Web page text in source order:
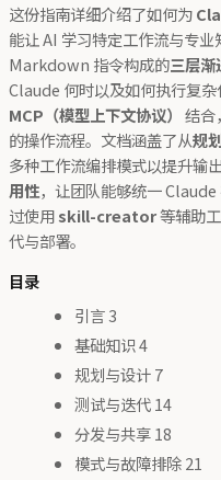
这份指南详细介绍了如何为
能让 AI 学习特定工作流与专
Markdown 指令构成的三层渐
Claude 何时以及如何执行复
MCP（模型上下文协议） 结合
的操作流程。文档涵盖了从规
多种工作流编排模式以提升输
用性，让团队能够统一
过使用skill-creator等辅助
代与部署。
目录
引言 3
基础知识 4
规划与设计 7
测试与迭代 14
分发与共享 18
模式与故障排除 21